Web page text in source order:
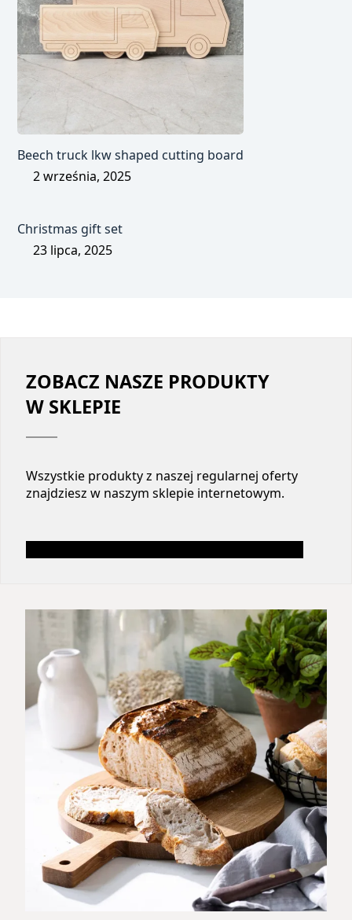
Beech truck lkw shaped cutting board
2 września, 2025
Christmas gift set
23 lipca, 2025
ZOBACZ NASZE PRODUKTY
W SKLEPIE
Wszystkie produkty z naszej regularnej oferty
znajdziesz w naszym sklepie internetowym.